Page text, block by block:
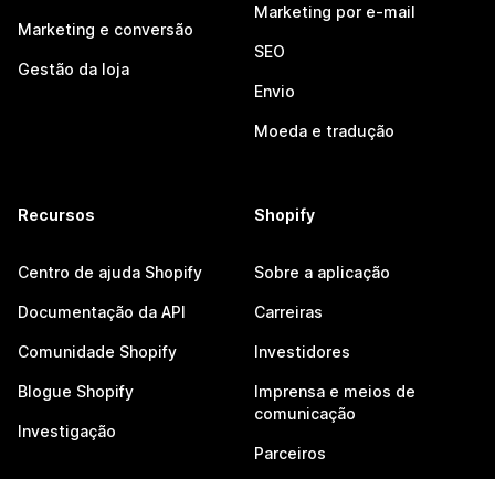
Marketing e conversão
Gestão da loja
Marketing por e-mail
SEO
Envio
Moeda e tradução
Recursos
Centro de ajuda Shopify
Documentação da API
Comunidade Shopify
Blogue Shopify
Investigação
Shopify
Sobre a aplicação
Carreiras
Investidores
Imprensa e meios de
comunicação
Parceiros